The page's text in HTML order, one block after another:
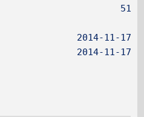
51
2014-11-17
2014-11-17